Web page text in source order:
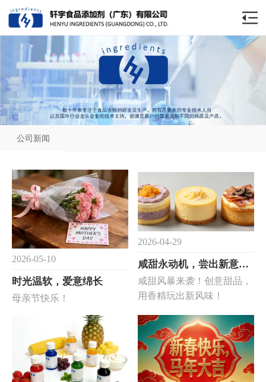
公司新闻
2026-05-10
时光温软，爱意绵长
母亲节快乐！
2026-04-29
咸甜永动机，尝出新意思！
咸甜风暴来袭！创意甜品，
用香精玩出新风味！